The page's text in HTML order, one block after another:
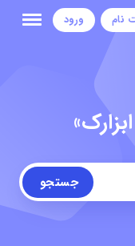
نام ورود
جستجو